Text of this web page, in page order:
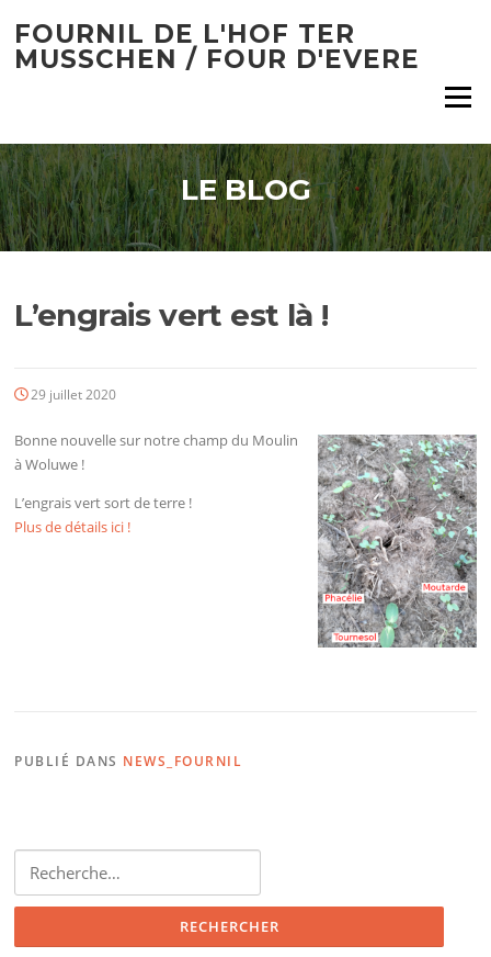
contenu
FOURNIL DE L'HOF TER
MUSSCHEN / FOUR D'EVERE
Menu
LE BLOG
L’engrais vert est là !
29 juillet 2020
Bonne nouvelle sur notre champ du Moulin
à Woluwe !
L’engrais vert sort de terre !
Plus de détails ici !
PUBLIÉ DANS NEWS_FOURNIL